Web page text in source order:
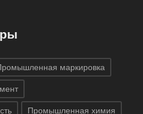
маркировка
Промышленная химия